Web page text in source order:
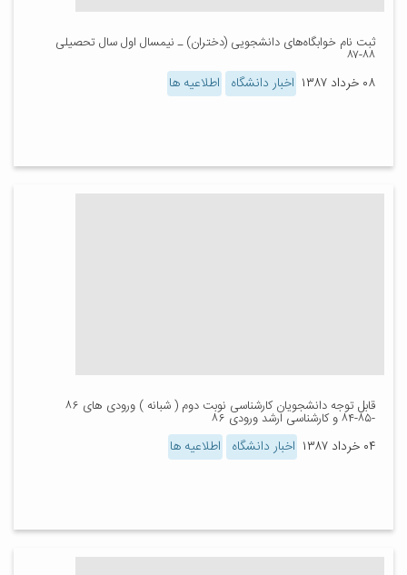
ثبت نام خوابگاه‌های دانشجویی (دختران) ـ نیمسال اول سال تحصیلی
۸۸-۸۷
۰۸ خرداد ۱۳۸۷ اخبار دانشگاه اطلاعیه ها
قابل توجه دانشجویان کارشناسی نوبت دوم ( شبانه ) ورودی های ۸۶
-۸۵-۸۴ و کارشناسی ارشد ورودی ۸۶
۰۴ خرداد ۱۳۸۷ اخبار دانشگاه اطلاعیه ها